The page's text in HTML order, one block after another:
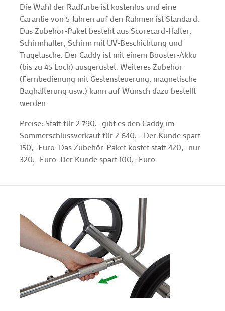
Die Wahl der Radfarbe ist kostenlos und eine
Garantie von 5 Jahren auf den Rahmen ist Standard.
Das Zubehör-Paket besteht aus Scorecard-Halter,
Schirmhalter, Schirm mit UV-Beschichtung und
Tragetasche. Der Caddy ist mit einem Booster-Akku
(bis zu 45 Loch) ausgerüstet. Weiteres Zubehör
(Fernbedienung mit Gestensteuerung, magnetische
Baghalterung usw.) kann auf Wunsch dazu bestellt
werden.
Preise: Statt für 2.790,- gibt es den Caddy im
Sommerschlussverkauf für 2.640,-. Der Kunde spart
150,- Euro. Das Zubehör-Paket kostet statt 420,- nur
320,- Euro. Der Kunde spart 100,- Euro.